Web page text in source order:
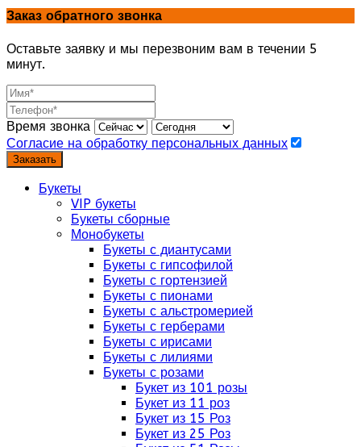
Заказ обратного звонка
Оставьте заявку и мы перезвоним вам в течении 5
минут.
Время звонка
Согласие на обработку персональных данных
Заказать
Букеты
VIP букеты
Букеты сборные
Монобукеты
Букеты с диантусами
Букеты с гипсофилой
Букеты с гортензией
Букеты с пионами
Букеты с альстромерией
Букеты с герберами
Букеты с ирисами
Букеты с лилиями
Букеты с розами
Букет из 101 розы
Букет из 11 роз
Букет из 15 Роз
Букет из 25 Роз